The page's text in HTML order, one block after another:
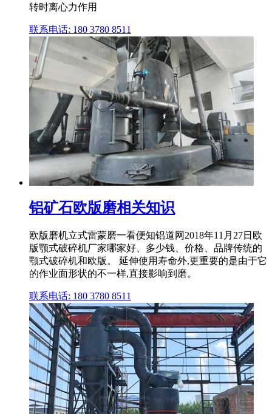
转时离心力作用
联系电话: 180 3780 8511
铝矿石欧版磨相关知识
欧版磨机立式雷蒙磨一看便知铝道网2018年11月27日欧
版颚式破碎机厂家哪家好、多少钱、价格、品牌传统的
颚式破碎机和欧版。 延伸使用寿命外,更重要的是由于它
的作业面形状的不一样,直接影响到磨。
联系电话: 180 3780 8511